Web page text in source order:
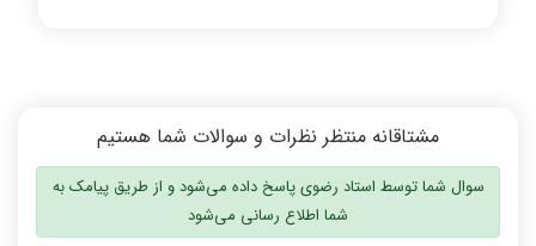
مشتاقانه منتظر نظرات و سوالات شما هستیم
سوال شما توسط استاد رضوی پاسخ داده می‌شود و از طریق پیامک به
شما اطلاع رسانی می‌شود